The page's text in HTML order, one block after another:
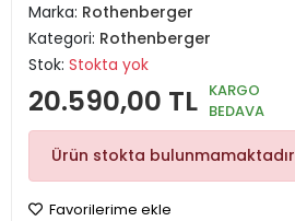
Marka: Rothenberger
Kategori: Rothenberger
Stok: Stokta yok
20.590,00 TL KARGO
BEDAVA
Ürün stokta
Favorilerime ekle